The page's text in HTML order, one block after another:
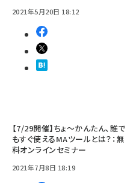
2021年5月20日 18:12
【7/29開催】ちょ～かんたん、誰で
もすぐ使えるMAツールとは？：無
料オンラインセミナー
2021年7月8日 18:19